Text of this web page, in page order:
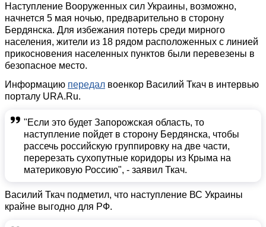
Наступление Вооруженных сил Украины, возможно,
начнется 5 мая ночью, предварительно в сторону
Бердянска. Для избежания потерь среди мирного
населения, жители из 18 рядом расположенных с линией
прикосновения населенных пунктов были перевезены в
безопасное место.
Информацию передал военкор Василий Ткач в интервью
порталу URA.Ru.
"Если это будет Запорожская область, то
наступление пойдет в сторону Бердянска, чтобы
рассечь российскую группировку на две части,
перерезать сухопутные коридоры из Крыма на
материковую Россию", - заявил Ткач.
Василий Ткач подметил, что наступление ВС Украины
крайне выгодно для РФ.